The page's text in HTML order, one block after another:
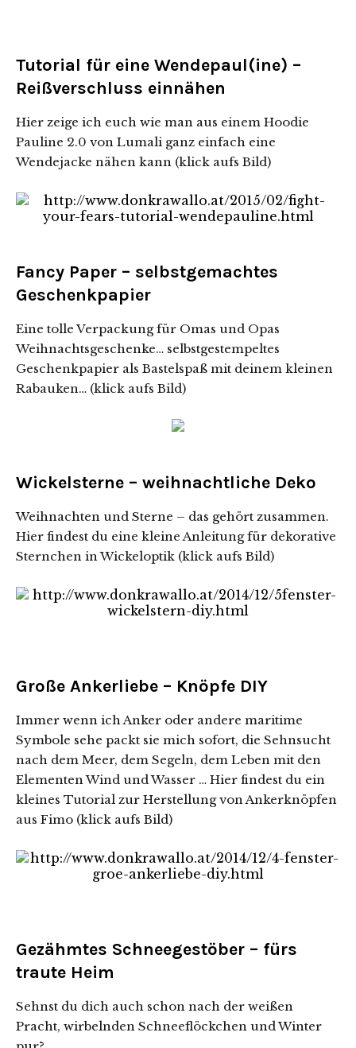
Tutorial für eine Wendepaul(ine) –
Reißverschluss einnähen
Hier zeige ich euch wie man aus einem Hoodie
Pauline 2.0 von Lumali ganz einfach eine
Wendejacke nähen kann (klick aufs Bild)
Fancy Paper – selbstgemachtes
Geschenkpapier
Eine tolle Verpackung für Omas und Opas
Weihnachtsgeschenke… selbstgestempeltes
Geschenkpapier als Bastelspaß mit deinem kleinen
Rabauken… (klick aufs Bild)
Wickelsterne – weihnachtliche Deko
Weihnachten und Sterne – das gehört zusammen.
Hier findest du eine kleine Anleitung für dekorative
Sternchen in Wickeloptik (klick aufs Bild)
Große Ankerliebe – Knöpfe DIY
Immer wenn ich Anker oder andere maritime
Symbole sehe packt sie mich sofort, die Sehnsucht
nach dem Meer, dem Segeln, dem Leben mit den
Elementen Wind und Wasser … Hier findest du ein
kleines Tutorial zur Herstellung von Ankerknöpfen
aus Fimo (klick aufs Bild)
Gezähmtes Schneegestöber – fürs
traute Heim
Sehnst du dich auch schon nach der weißen
Pracht, wirbelnden Schneeflöckchen und Winter